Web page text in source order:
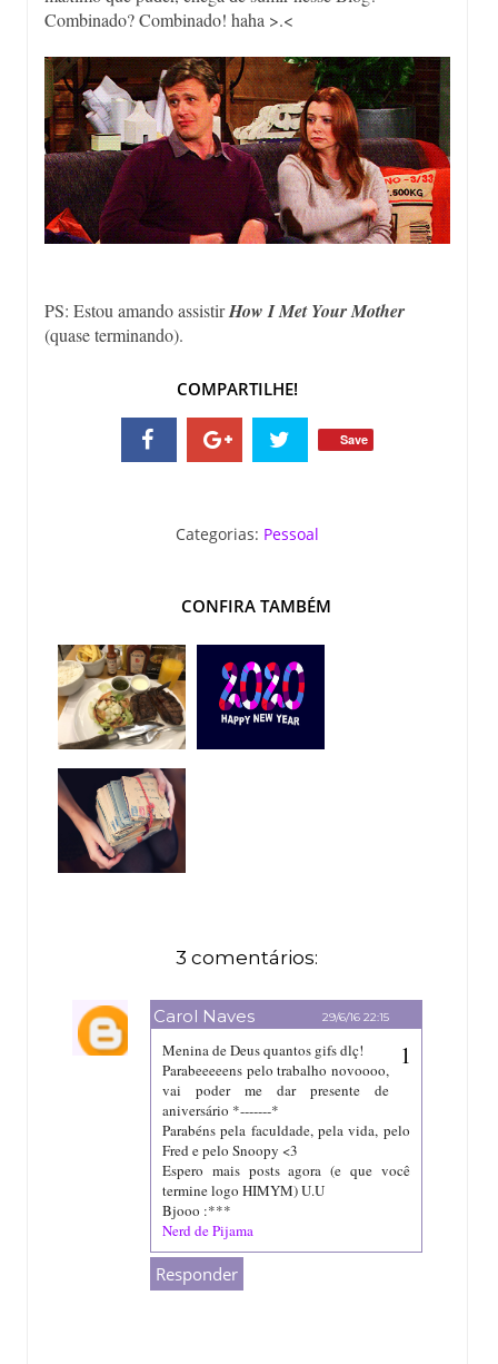
Combinado? Combinado! haha >.<
PS: Estou amando assistirHow I Met Your Mother
(quase terminando).
COMPARTILHE!
Save
Categorias: Pessoal
CONFIRA TAMBÉM
3 comentários:
Carol Naves 29/6/16 22:15
Menina de Deus quantos gifs dlç!
Parabeeeeens pelo trabalho novoooo,
vai poder me dar presente de
aniversário *-------*
Parabéns pela faculdade, pela vida, pelo
Fred e pelo Snoopy <3
Espero mais posts agora (e que você
termine logo HIMYM) U.U
Bjooo :***
Nerd de Pijama
Responder